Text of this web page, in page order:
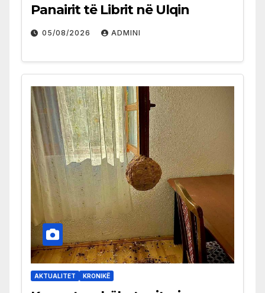
Panairit të Librit në Ulqin
05/08/2026 ADMINI
AKTUALITET KRONIKË